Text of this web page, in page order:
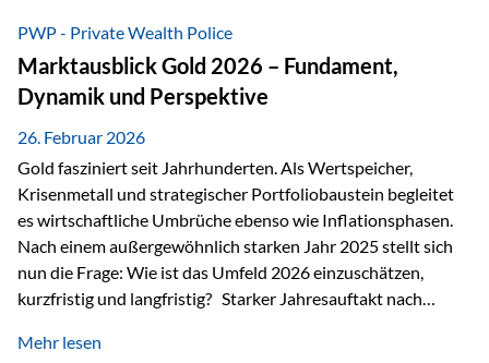
unbürokratisch übertragen, ohne ausschließlich auf ein
Testament angewiesen zu sein? Wenn klassische Lösungen
nicht ausreichen Traditionelle Nachlassregelungen stoßen
oft…
PWP - Private Wealth Police
Marktausblick Gold 2026 – Fundament,
Dynamik und Perspektive
26. Februar 2026
Gold fasziniert seit Jahrhunderten. Als Wertspeicher,
Krisenmetall und strategischer Portfoliobaustein begleitet
es wirtschaftliche Umbrüche ebenso wie Inflationsphasen.
Nach einem außergewöhnlich starken Jahr 2025 stellt sich
nun die Frage: Wie ist das Umfeld 2026 einzuschätzen,
kurzfristig und langfristig? Starker Jahresauftakt nach
Dynamik in das Jahr 2026 gestartet. Zwischen dem
Mehr lesen